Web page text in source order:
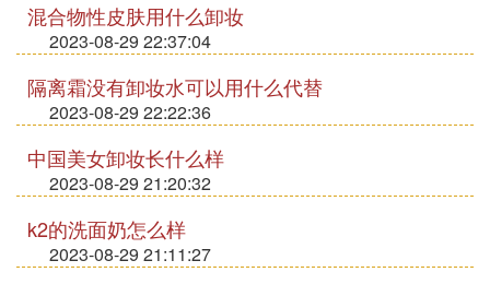
混合物性皮肤用什么卸妆
2023-08-29 22:37:04
隔离霜没有卸妆水可以用什么代替
2023-08-29 22:22:36
中国美女卸妆长什么样
2023-08-29 21:20:32
k2的洗面奶怎么样
2023-08-29 21:11:27